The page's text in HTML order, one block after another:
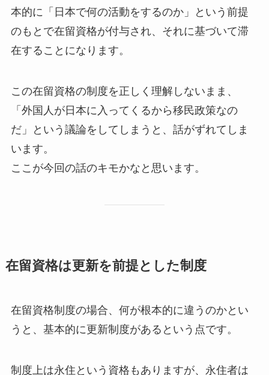
本的に「日本で何の活動をするのか」という前提
のもとで在留資格が付与され、それに基づいて滞
在することになります。
この在留資格の制度を正しく理解しないまま、
「外国人が日本に入ってくるから移民政策なの
だ」という議論をしてしまうと、話がずれてしま
います。
ここが今回の話のキモかなと思います。
在留資格は更新を前提とした制度
在留資格制度の場合、何が根本的に違うのかとい
うと、基本的に更新制度があるという点です。
制度上は永住という資格もありますが、永住者は